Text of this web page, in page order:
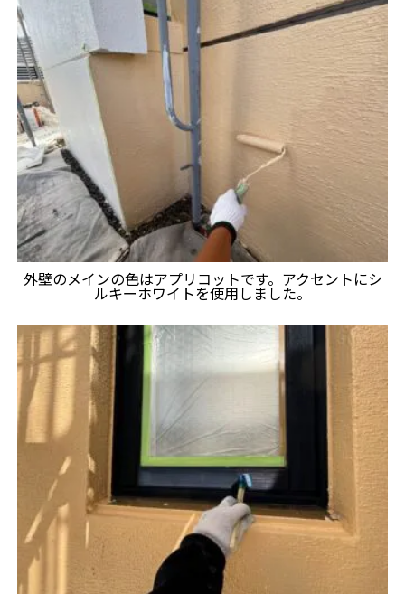
外壁のメインの色はアプリコットです。アクセントにシ
ルキーホワイトを使用しました。